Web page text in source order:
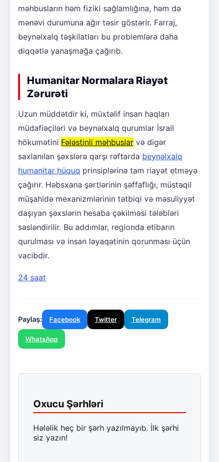
məhbusların həm fiziki sağlamlığına, həm də
mənəvi durumuna ağır təsir göstərir. Farraj,
beynəlxalq təşkilatları bu problemlərə daha
diqqətlə yanaşmağa çağırıb.
Humanitar Normalara Riayət
Zərurəti
Uzun müddətdir ki, müxtəlif insan haqları
müdafiəçiləri və beynəlxalq qurumlar İsrail
hökumətini Fələstinli məhbuslar və digər
saxlanılan şəxslərə qarşı rəftarda beynəlxalq
humanitar hüquq prinsiplərinə tam riayət etməyə
çağırır. Həbsxana şərtlərinin şəffaflığı, müstəqil
müşahidə mexanizmlərinin tətbiqi və məsuliyyət
daşıyan şəxslərin hesaba çəkilməsi tələbləri
səsləndirilir. Bu addımlar, regionda etibarın
qurulması və insan ləyaqətinin qorunması üçün
vacibdir.
24 saat
Paylaş: Facebook Twitter Telegram
WhatsApp
Oxucu Şərhləri
Hələlik heç bir şərh yazılmayıb. İlk şərhi
siz yazın!